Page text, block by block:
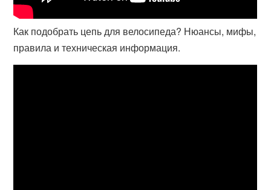
Как подобрать цепь для велосипеда? Нюансы, мифы,
правила и техническая информация.